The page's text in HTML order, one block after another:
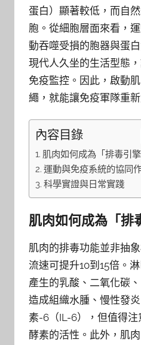
蛋白）顯著較低，而自
胞。從細胞層面來看，
動吞噬受損的胞器與蛋
現代人久坐的生活型態
免疫監控。因此，啟動
繩，就能讓免疫軍隊重新
內容目錄
肌肉如何成為「排毒引
運動與免疫系統的協同
科學實證與日常實踐
肌肉如何成為「排
肌肉的排毒功能並非抽
流速可提升10到15倍。
產生的乳酸、二氧化碳
造成組織水腫、慢性發
素-6（IL-6），但值得
酵素的活性。此外，肌